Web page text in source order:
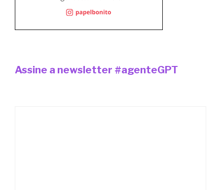
Assine a newsletter #agenteGPT